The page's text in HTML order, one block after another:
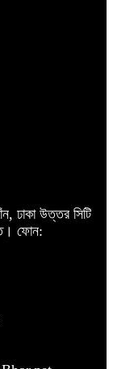
ঢাকা উত্তর সিটি
ফোন: